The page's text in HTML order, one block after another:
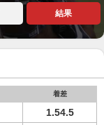
結果
着差
1.54.5